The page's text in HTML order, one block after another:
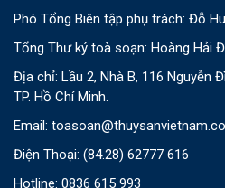
Phó Tổng Biên tập phụ trách: Đỗ
Tổng Thư ký toà soạn: Hoàng Hải
Địa chỉ: Lầu 2, Nhà B, 116 Nguyễn
TP. Hồ Chí Minh.
Email:
Điện Thoại: (84.28) 62777 616
Hotline: 0836 615 993